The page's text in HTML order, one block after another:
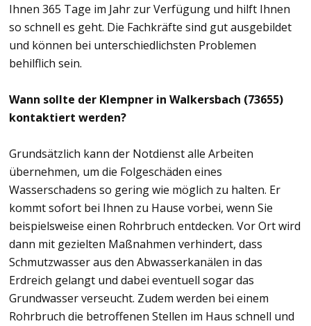
Ihnen 365 Tage im Jahr zur Verfügung und hilft Ihnen
so schnell es geht. Die Fachkräfte sind gut ausgebildet
und können bei unterschiedlichsten Problemen
behilflich sein.
Wann sollte der Klempner in Walkersbach (73655)
kontaktiert werden?
Grundsätzlich kann der Notdienst alle Arbeiten
übernehmen, um die Folgeschäden eines
Wasserschadens so gering wie möglich zu halten. Er
kommt sofort bei Ihnen zu Hause vorbei, wenn Sie
beispielsweise einen Rohrbruch entdecken. Vor Ort wird
dann mit gezielten Maßnahmen verhindert, dass
Schmutzwasser aus den Abwasserkanälen in das
Erdreich gelangt und dabei eventuell sogar das
Grundwasser verseucht. Zudem werden bei einem
Rohrbruch die betroffenen Stellen im Haus schnell und